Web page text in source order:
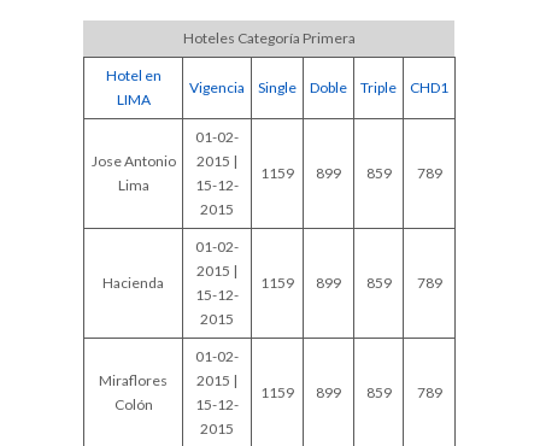
Hoteles Categoría Primera
Hotel en
LIMA
Vigencia Single Doble Triple CHD1
Jose Antonio
Lima
01-02-
2015 |
15-12-
2015
1159 899 859 789
Hacienda
01-02-
2015 |
15-12-
2015
1159 899 859 789
Miraflores
Colón
01-02-
2015 |
15-12-
2015
1159 899 859 789